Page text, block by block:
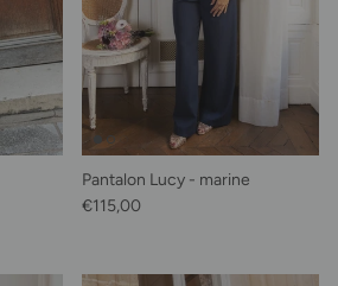
Pantalon Lucy - marine
Prix habituel
€115,00